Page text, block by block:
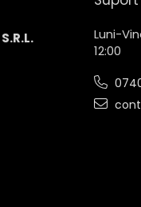
Luni-
12:00